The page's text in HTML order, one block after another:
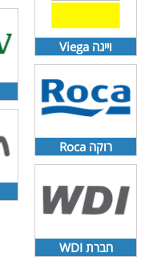
וייגה Viega
רוקה Roca
חברת WDI